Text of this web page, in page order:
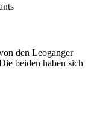
den Leoganger
beiden haben sich